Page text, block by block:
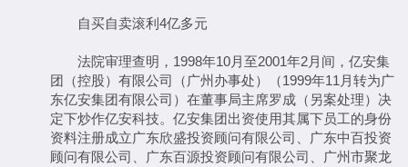
自买自卖滚利4亿多元
法院审理查明，1998年10月至2001年2月间，亿安集
团（控股）有限公司（广州办事处）（1999年11月转为广
东亿安集团有限公司）在董事局主席罗成（另案处理）决
定下炒作亿安科技。亿安集团出资使用其属下员工的身份
资料注册成立广东欣盛投资顾问有限公司、广东中百投资
顾问有限公司、广东百源投资顾问有限公司、广州市聚龙